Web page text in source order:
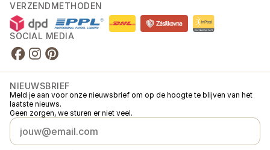
VERZENDMETHODEN
SOCIAL MEDIA
NIEUWSBRIEF
Meld je aan voor onze nieuwsbrief om op de hoogte te blijven van het
laatste nieuws.
Geen zorgen, we sturen er niet veel.